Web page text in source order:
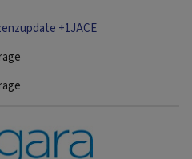
+1JACE